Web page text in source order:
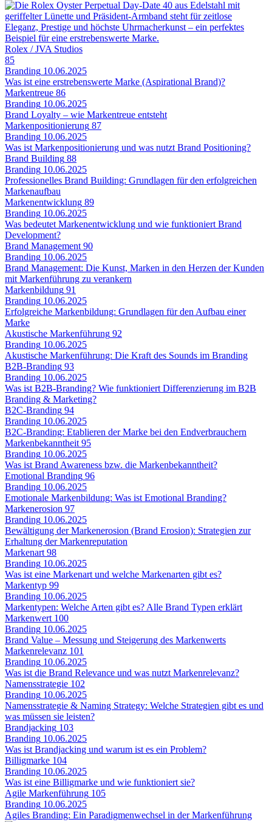
Rolex / JVA Studios
85
Branding 10.06.2025
Was ist eine erstrebenswerte Marke (Aspirational Brand)?
Markentreue 86
Branding 10.06.2025
Brand Loyalty – wie Markentreue entsteht
Markenpositionierung 87
Branding 10.06.2025
Was ist Markenpositionierung und was nutzt Brand Positioning?
Brand Building 88
Branding 10.06.2025
Professionelles Brand Building: Grundlagen für den erfolgreichen
Markenaufbau
Markenentwicklung 89
Branding 10.06.2025
Was bedeutet Markenentwicklung und wie funktioniert Brand
Development?
Brand Management 90
Branding 10.06.2025
Brand Management: Die Kunst, Marken in den Herzen der Kunden
mit Markenführung zu verankern
Markenbildung 91
Branding 10.06.2025
Erfolgreiche Markenbildung: Grundlagen für den Aufbau einer
Marke
Akustische Markenführung 92
Branding 10.06.2025
Akustische Markenführung: Die Kraft des Sounds im Branding
B2B-Branding 93
Branding 10.06.2025
Was ist B2B-Branding? Wie funktioniert Differenzierung im B2B
Branding & Marketing?
B2C-Branding 94
Branding 10.06.2025
B2C-Branding: Etablieren der Marke bei den Endverbrauchern
Markenbekanntheit 95
Branding 10.06.2025
Was ist Brand Awareness bzw. die Markenbekanntheit?
Emotional Branding 96
Branding 10.06.2025
Emotionale Markenbildung: Was ist Emotional Branding?
Markenerosion 97
Branding 10.06.2025
Bewältigung der Markenerosion (Brand Erosion): Strategien zur
Erhaltung der Markenreputation
Markenart 98
Branding 10.06.2025
Was ist eine Markenart und welche Markenarten gibt es?
Markentyp 99
Branding 10.06.2025
Markentypen: Welche Arten gibt es? Alle Brand Typen erklärt
Markenwert 100
Branding 10.06.2025
Brand Value – Messung und Steigerung des Markenwerts
Markenrelevanz 101
Branding 10.06.2025
Was ist die Brand Relevance und was nutzt Markenrelevanz?
Namensstrategie 102
Branding 10.06.2025
Namensstrategie & Naming Strategy: Welche Strategien gibt es und
was müssen sie leisten?
Brandjacking 103
Branding 10.06.2025
Was ist Brandjacking und warum ist es ein Problem?
Billigmarke 104
Branding 10.06.2025
Was ist eine Billigmarke und wie funktioniert sie?
Agile Markenführung 105
Branding 10.06.2025
Agiles Branding: Ein Paradigmenwechsel in der Markenführung